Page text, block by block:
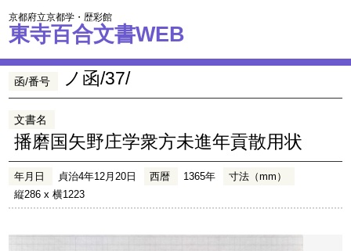
京都府立京都学・歴彩館
東寺百合文書WEB
函/番号 ノ函/37/
文書名
播磨国矢野庄学衆方未進年貢散用状
年月日 貞治4年12月20日 西暦 1365年
寸法（mm）
縦286 x 横1223